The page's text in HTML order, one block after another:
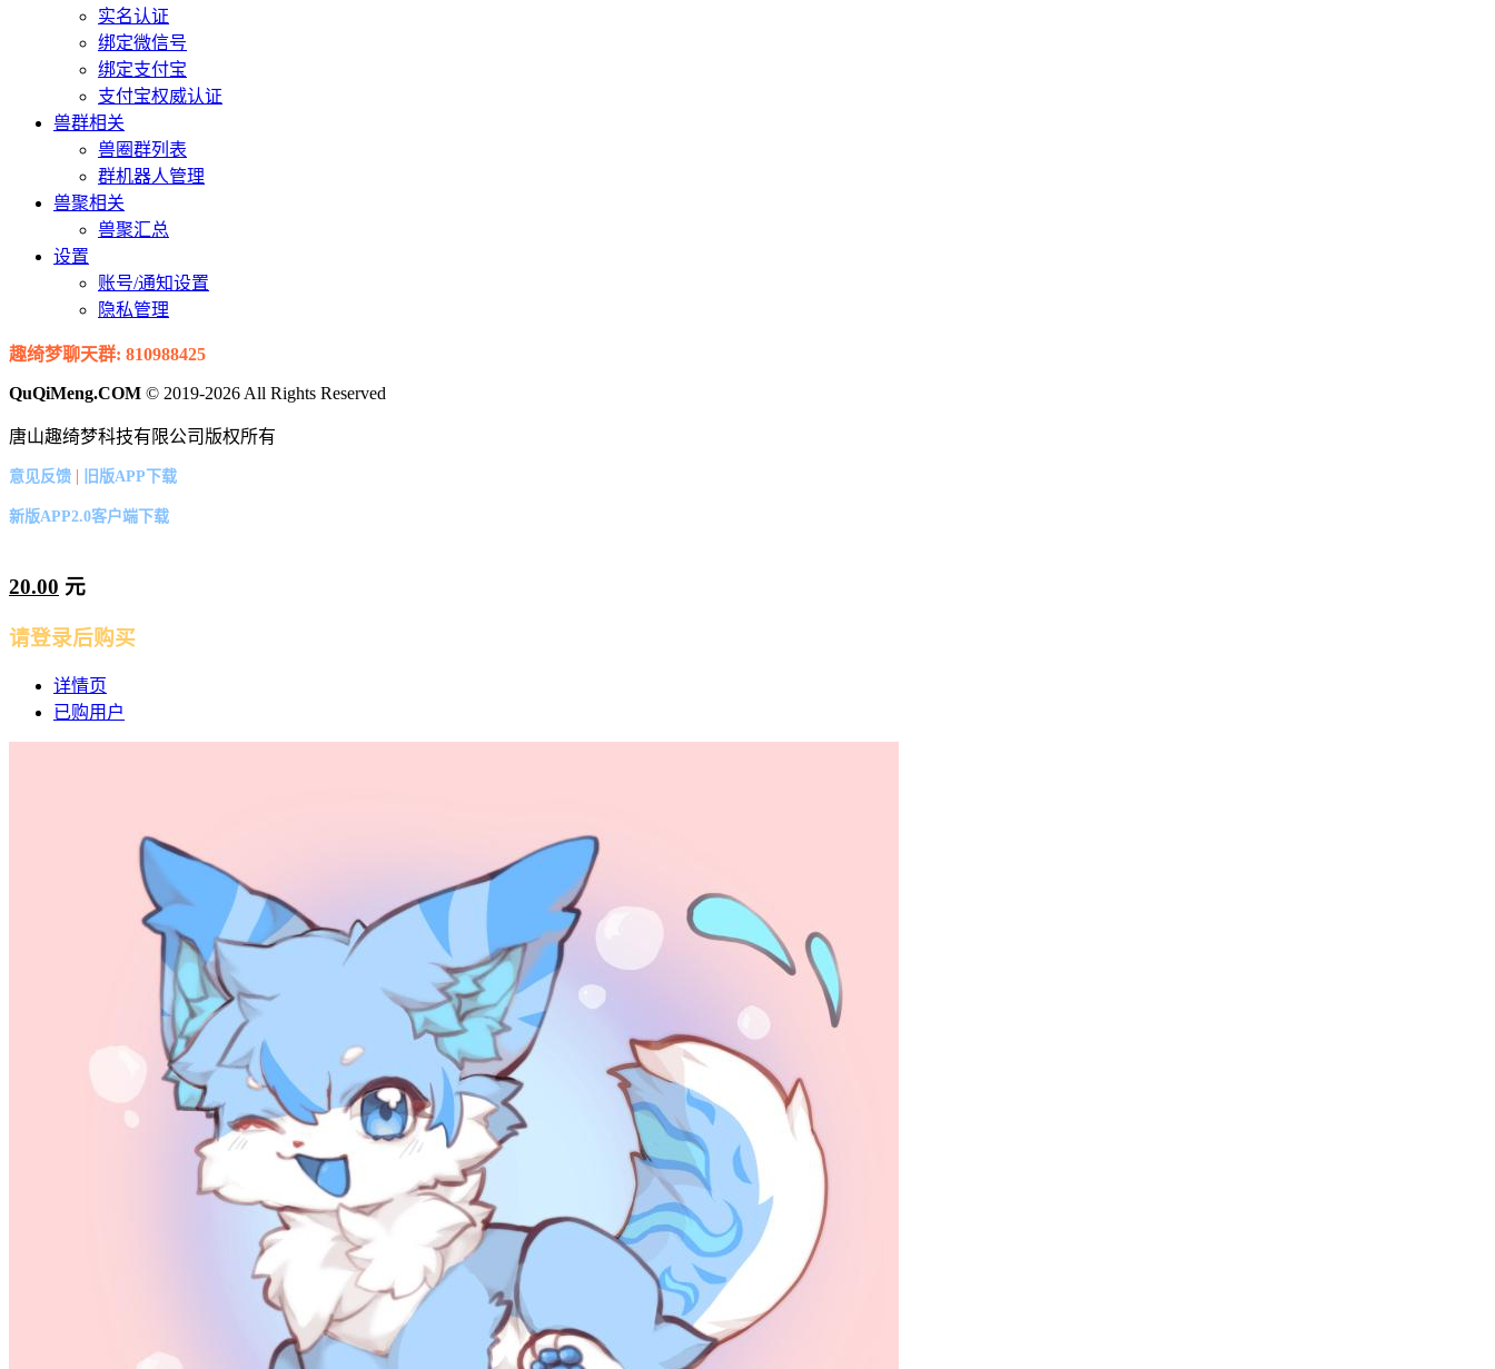
实名认证
绑定微信号
绑定支付宝
支付宝权威认证
兽群相关
兽圈群列表
群机器人管理
兽聚相关
兽聚汇总
设置
账号/通知设置
隐私管理
趣绮梦聊天群: 810988425
QuQiMeng.COM © 2019-2026 All Rights Reserved
唐山趣绮梦科技有限公司版权所有
意见反馈 | 旧版APP下载
新版APP2.0客户端下载
20.00 元
请登录后购买
详情页
已购用户